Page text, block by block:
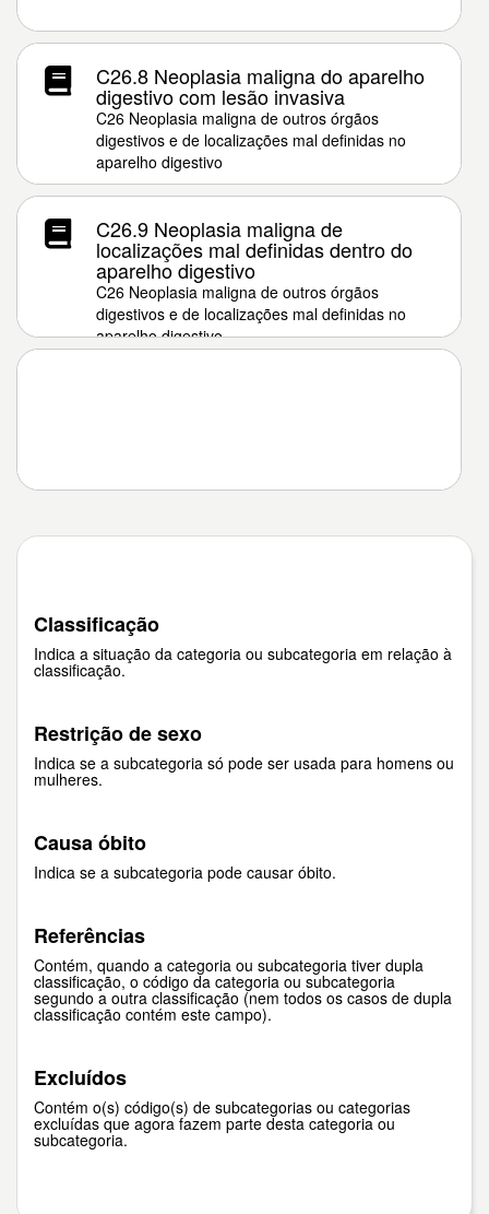
C26.8 Neoplasia maligna do aparelho
digestivo com lesão invasiva
C26 Neoplasia maligna de outros órgãos
digestivos e de localizações mal definidas no
aparelho digestivo
C26.9 Neoplasia maligna de
localizações mal definidas dentro do
aparelho digestivo
C26 Neoplasia maligna de outros órgãos
digestivos e de localizações mal definidas no
aparelho digestivo
Classificação
Indica a situação da categoria ou subcategoria em relação à
classificação.
Restrição de sexo
Indica se a subcategoria só pode ser usada para homens ou
mulheres.
Causa óbito
Indica se a subcategoria pode causar óbito.
Referências
Contém, quando a categoria ou subcategoria tiver dupla
classificação, o código da categoria ou subcategoria
segundo a outra classificação (nem todos os casos de dupla
classificação contém este campo).
Excluídos
Contém o(s) código(s) de subcategorias ou categorias
excluídas que agora fazem parte desta categoria ou
subcategoria.